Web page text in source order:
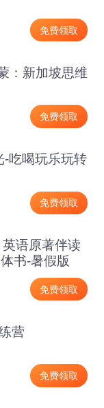
免费领取
：新加坡思维
免费领取
-吃喝玩乐玩转
免费领取
英语原著伴读
书-暑假版
免费领取
营
免费领取